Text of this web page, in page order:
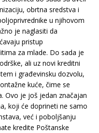
obrtna sredstva i
u njihovom
je naglasiti da
pristup
za mlade. Do sada je
ali uz novi kreditni
i građevinsku dozvolu,
kuće, čime se
Ovo je još jedan značajan
koji će doprineti ne samo
već i poboljšanju
kredite Poštanske